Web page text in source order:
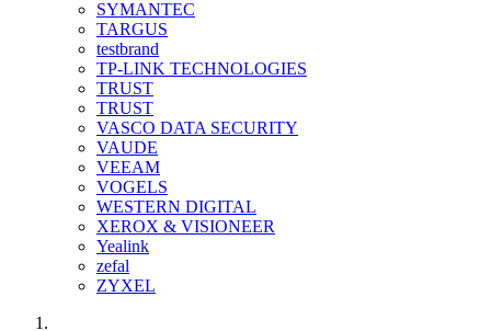
SYMANTEC
TARGUS
testbrand
TP-LINK TECHNOLOGIES
TRUST
TRUST
VASCO DATA SECURITY
VAUDE
VEEAM
VOGELS
WESTERN DIGITAL
XEROX & VISIONEER
Yealink
zefal
ZYXEL